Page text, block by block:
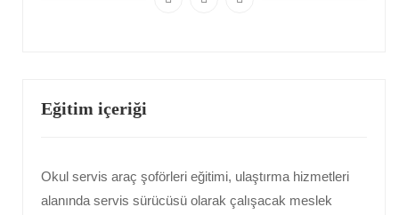
Eğitim içeriği
Okul servis araç şoförleri eğitimi, ulaştırma hizmetleri
alanında servis sürücüsü olarak çalışacak meslek